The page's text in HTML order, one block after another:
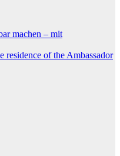
machen – mit
residence of the Ambassador